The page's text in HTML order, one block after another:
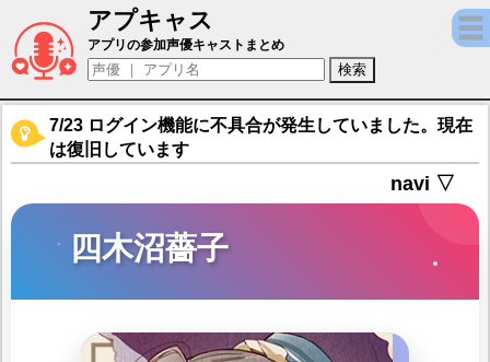
アプキャス
四木沼薔子（声優：眞田朱音)【ニル・アド
アプリの参加声優キャストまとめ
7/23 ログイン機能に不具合が発生していました。現在
は復旧しています
navi ▽
四木沼薔子